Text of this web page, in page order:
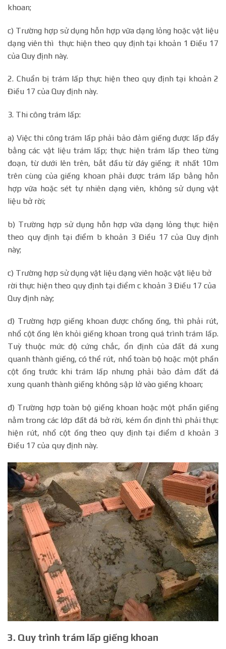
khoan;
c) Trường hợp sử dụng hỗn hợp vữa dạng lỏng hoặc vật liệu
dạng viên thì thực hiện theo quy định tại khoản 1 Điều 17
của Quy định này.
2. Chuẩn bị trám lấp thực hiện theo quy định tại khoản 2
Điều 17 của Quy định này.
3. Thi công trám lấp:
a) Việc thi công trám lấp phải bảo đảm giếng được lấp đầy
bằng các vật liệu trám lấp; thực hiện trám lấp theo từng
đoạn, từ dưới lên trên, bắt đầu từ đáy giếng; ít nhất 10m
trên cùng của giếng khoan phải được trám lấp bằng hỗn
hợp vữa hoặc sét tự nhiên dạng viên, không sử dụng vật
liệu bở rời;
b) Trường hợp sử dụng hỗn hợp vữa dạng lỏng thực hiện
theo quy định tại điểm b khoản 3 Điều 17 của Quy định
này;
c) Trường hợp sử dụng vật liệu dạng viên hoặc vật liệu bở
rời thực hiện theo quy định tại điểm c khoản 3 Điều 17 của
Quy định này;
d) Trường hợp giếng khoan được chống ống, thì phải rút,
nhổ cột ống lên khỏi giếng khoan trong quá trình trám lấp.
Tuỳ thuộc mức độ cứng chắc, ổn định của đất đá xung
quanh thành giếng, có thể rút, nhổ toàn bộ hoặc một phần
cột ống trước khi trám lấp nhưng phải bảo đảm đất đá
xung quanh thành giếng không sập lở vào giếng khoan;
đ) Trường hợp toàn bộ giếng khoan hoặc một phần giếng
nằm trong các lớp đất đá bở rời, kém ổn định thì phải thực
hiện rút, nhổ cột ống theo quy định tại điểm d khoản 3
Điều 17 của quy định này.
3. Quy trình trám lấp giếng khoan